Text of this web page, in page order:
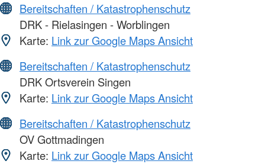
Bereitschaften / Katastrophenschutz
DRK - Rielasingen - Worblingen
Karte: Link zur Google Maps Ansicht
Bereitschaften / Katastrophenschutz
DRK Ortsverein Singen
Karte: Link zur Google Maps Ansicht
Bereitschaften / Katastrophenschutz
OV Gottmadingen
Karte: Link zur Google Maps Ansicht